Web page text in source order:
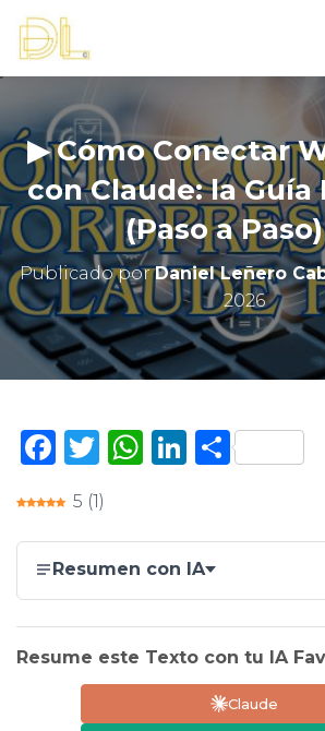
▶ Cómo Conectar
con Claude: la
(Paso a
Publicado porDaniel Leñero
2026
F
c
e
b
o
o
T
w
it
te
r
W
s
A
p
p
Li
e
dI
n
C
p
ti
r
5 (1)
Resumen con IA
Resume este Texto con tu IA
Claude